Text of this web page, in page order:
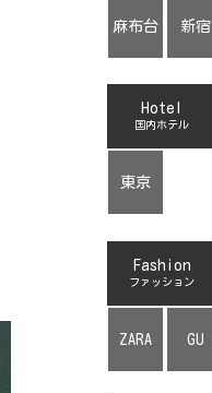
麻布台 新宿
Hotel
国内ホテル
東京
Fashion
ファッション
ZARA GU